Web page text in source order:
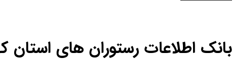
بانک اطلاعات رستوران های استان